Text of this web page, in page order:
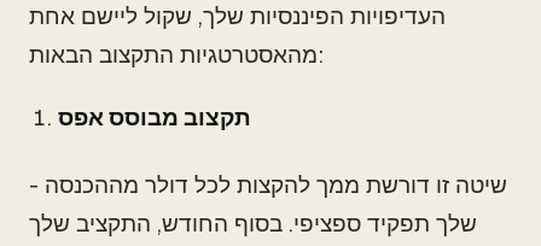
העדיפויות הפיננסיות שלך, שקול ליישם אחת
מהאסטרטגיות התקצוב הבאות:
תקצוב מבוסס אפס
- שיטה זו דורשת ממך להקצות לכל דולר מההכנסה
שלך תפקיד ספציפי. בסוף החודש, התקציב שלך